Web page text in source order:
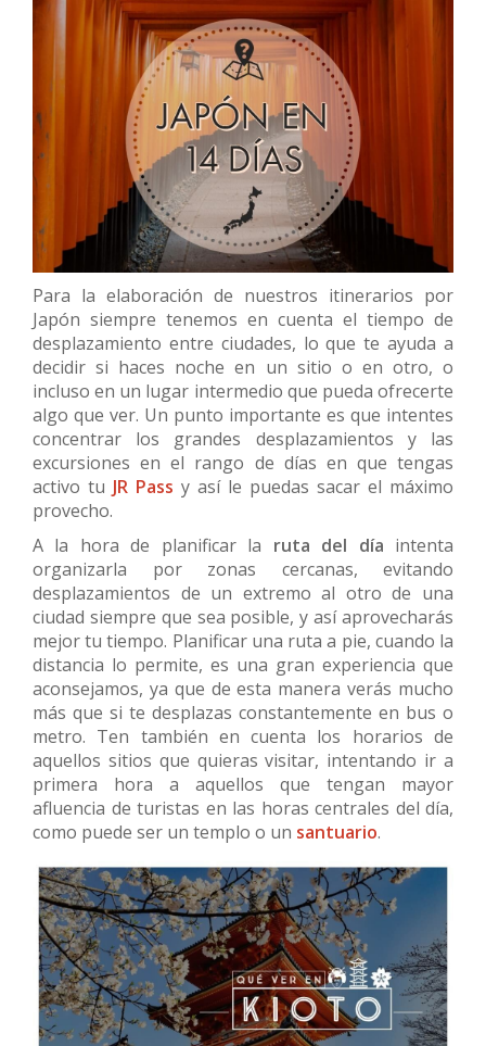
Para la elaboración de nuestros itinerarios por
Japón siempre tenemos en cuenta el tiempo de
desplazamiento entre ciudades, lo que te ayuda a
decidir si haces noche en un sitio o en otro, o
incluso en un lugar intermedio que pueda ofrecerte
algo que ver. Un punto importante es que intentes
concentrar los grandes desplazamientos y las
excursiones en el rango de días en que tengas
activo tu JR Pass y así le puedas sacar el máximo
provecho.
A la hora de planificar la ruta del día intenta
organizarla por zonas cercanas, evitando
desplazamientos de un extremo al otro de una
ciudad siempre que sea posible, y así aprovecharás
mejor tu tiempo. Planificar una ruta a pie, cuando la
distancia lo permite, es una gran experiencia que
aconsejamos, ya que de esta manera verás mucho
más que si te desplazas constantemente en bus o
metro. Ten también en cuenta los horarios de
aquellos sitios que quieras visitar, intentando ir a
primera hora a aquellos que tengan mayor
afluencia de turistas en las horas centrales del día,
como puede ser un templo o un santuario.